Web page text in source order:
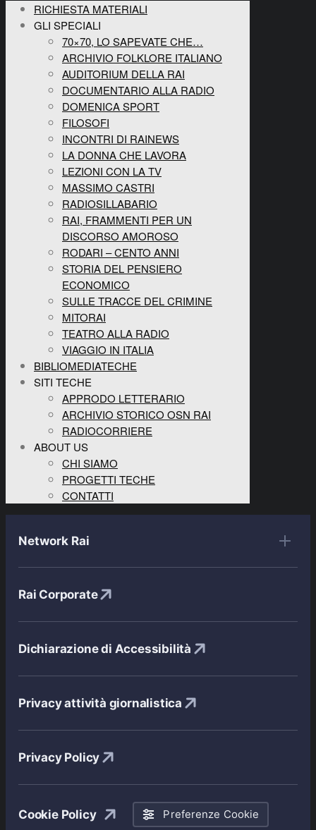
RICHIESTA MATERIALI
GLI SPECIALI
70×70, LO SAPEVATE CHE…
ARCHIVIO FOLKLORE ITALIANO
AUDITORIUM DELLA RAI
DOCUMENTARIO ALLA RADIO
DOMENICA SPORT
FILOSOFI
INCONTRI DI RAINEWS
LA DONNA CHE LAVORA
LEZIONI CON LA TV
MASSIMO CASTRI
RADIOSILLABARIO
RAI, FRAMMENTI PER UN
DISCORSO AMOROSO
RODARI – CENTO ANNI
STORIA DEL PENSIERO
ECONOMICO
SULLE TRACCE DEL CRIMINE
MITORAI
TEATRO ALLA RADIO
VIAGGIO IN ITALIA
BIBLIOMEDIATECHE
SITI TECHE
APPRODO LETTERARIO
ARCHIVIO STORICO OSN RAI
RADIOCORRIERE
ABOUT US
CHI SIAMO
PROGETTI TECHE
CONTATTI